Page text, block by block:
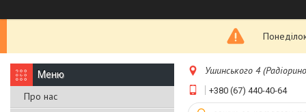
Про нас
Ушинського 4
+380 (67) 440-40-64